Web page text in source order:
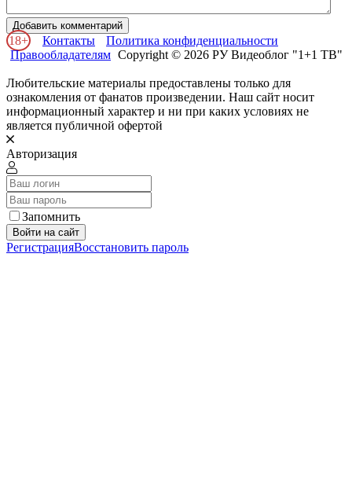
Добавить комментарий
18+ Контакты
Политика конфиденциальности
Правообладателям Copyright © 2026 РУ Видеоблог "1+1 ТВ"
Любительские материалы предоставлены только для
ознакомления от фанатов произведении. Наш сайт носит
информационный характер и ни при каких условиях не
является публичной офертой
Авторизация
Запомнить
Войти на сайт
РегистрацияВосстановить пароль